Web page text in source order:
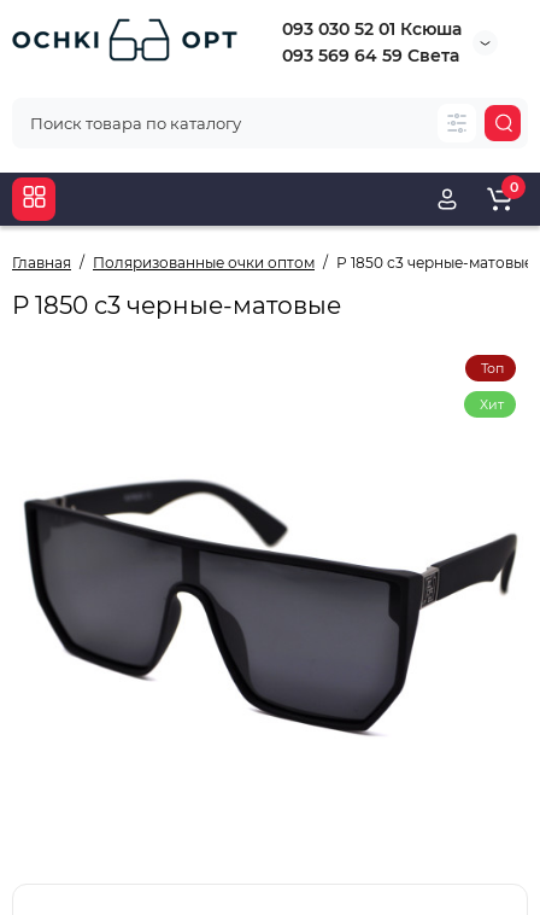
093 030 52 01 Ксюша
093 569 64 59 Света
0
Главная Поляризованные очки оптом Р 1850 с3 черные-матовые
Р 1850 с3 черные-матовые
Топ
Хит